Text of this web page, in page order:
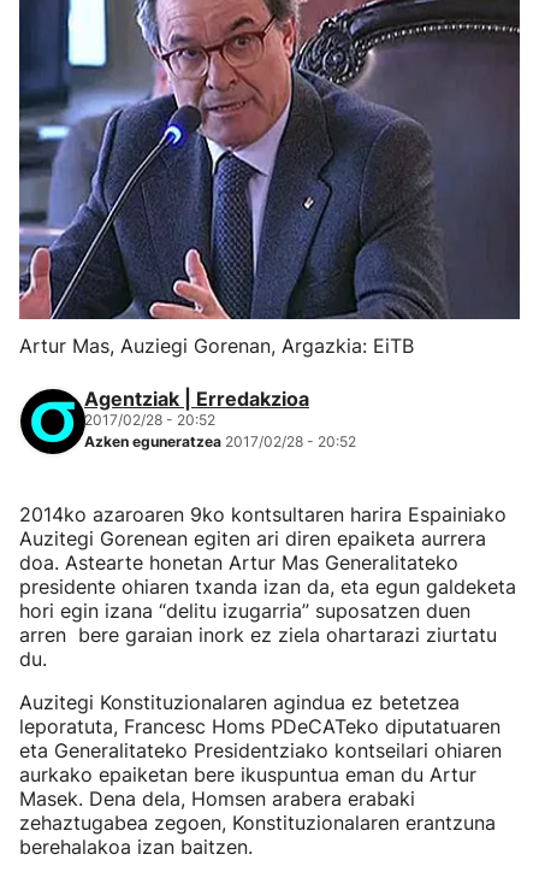
Artur Mas, Auziegi Gorenan, Argazkia: EiTB
Agentziak | Erredakzioa
2017/02/28 - 20:52
Azken eguneratzea 2017/02/28 - 20:52
2014ko azaroaren 9ko kontsultaren harira Espainiako
Auzitegi Gorenean egiten ari diren epaiketa aurrera
doa. Astearte honetan Artur Mas Generalitateko
presidente ohiaren txanda izan da, eta egun galdeketa
hori egin izana “delitu izugarria” suposatzen duen
arren bere garaian inork ez ziela ohartarazi ziurtatu
du.
Auzitegi Konstituzionalaren agindua ez betetzea
leporatuta, Francesc Homs PDeCATeko diputatuaren
eta Generalitateko Presidentziako kontseilari ohiaren
aurkako epaiketan bere ikuspuntua eman du Artur
Masek. Dena dela, Homsen arabera erabaki
zehaztugabea zegoen, Konstituzionalaren erantzuna
berehalakoa izan baitzen.